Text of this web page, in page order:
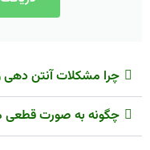
چرا مشکلات آنتن دهی
چگونه به صورت قطعی